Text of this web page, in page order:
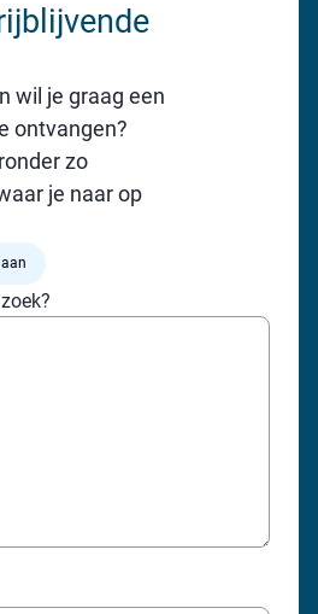
wil je graag een
ontvangen?
zo
je naar op